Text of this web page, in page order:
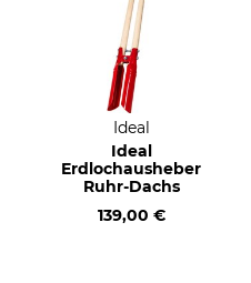
Ideal
Ideal
Erdlochausheber
Ruhr-Dachs
139,00 €